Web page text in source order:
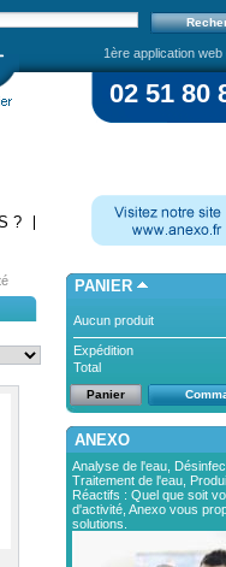
1ère application web
02 51 80
?
PANIER
Aucun produit
Expédition
Total
Panier
ANEXO
Analyse de l'eau,
Traitement de l'eau,
Réactifs : Quel que soit
d'activité, Anexo vous
solutions.